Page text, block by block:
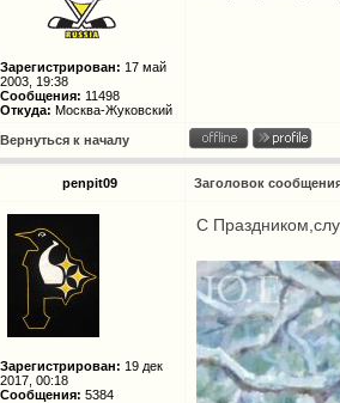
Зарегистрирован: 17 май
2003, 19:38
Сообщения: 11498
Откуда: Москва-Жуковский
Вернуться к началу
penpit09 Заголовок
Зарегистрирован: 19 дек
2017, 00:18
Сообщения: 5384
С